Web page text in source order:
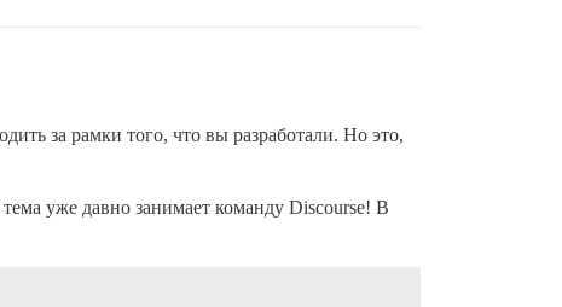
за рамки того, что вы разработали. Но это,
уже давно занимает команду Discourse! В